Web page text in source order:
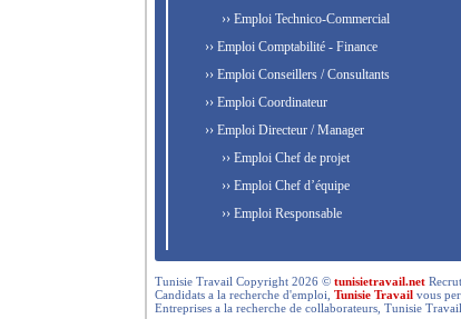
›› Emploi Technico-Commercial
›› Emploi Comptabilité - Finance
›› Emploi Conseillers / Consultants
›› Emploi Coordinateur
›› Emploi Directeur / Manager
›› Emploi Chef de projet
›› Emploi Chef d’équipe
›› Emploi Responsable
Tunisie Travail Copyright 2026 © tunisietravail.net
Candidats a la recherche d'emploi, Tunisie Travail vous
Entreprises a la recherche de collaborateurs, Tunisie